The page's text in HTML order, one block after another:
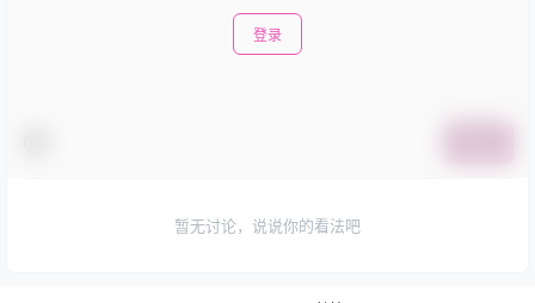
登录
暂无讨论，说说你的看法吧